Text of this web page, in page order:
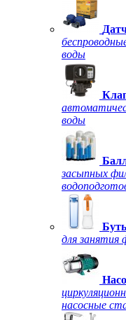
воды
воды
засыпных
для
насосные